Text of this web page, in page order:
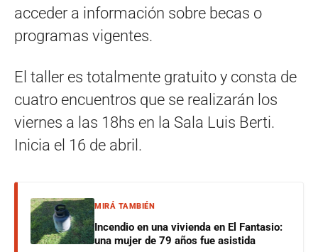
acceder a información sobre becas o
programas vigentes.
El taller es totalmente gratuito y consta de
cuatro encuentros que se realizarán los
viernes a las 18hs en la Sala Luis Berti.
Inicia el 16 de abril.
MIRÁ TAMBIÉN
Incendio en una vivienda en El Fantasio:
una mujer de 79 años fue asistida